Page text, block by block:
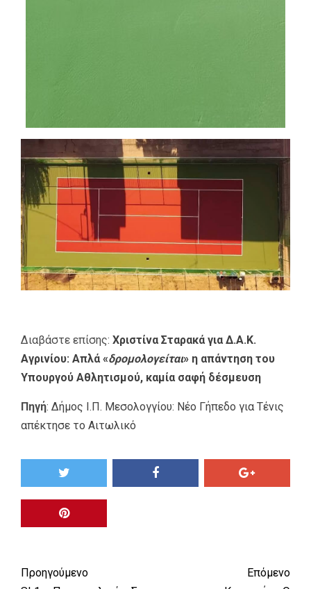
Διαβάστε επίσης: Χριστίνα Σταρακά για Δ.Α.Κ.
Αγρινίου: Απλά «δρομολογείται» η απάντηση του
Υπουργού Αθλητισμού, καμία σαφή δέσμευση
Πηγή: Δήμος Ι.Π. Μεσολογγίου: Νέο Γήπεδο για Τένις
απέκτησε το Αιτωλικό
Προηγούμενο
Επόμενο